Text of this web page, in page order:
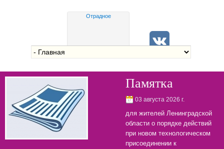
Отрадное
Памятка
03 августа 2026 г.
для жителей Ленинградской
области о порядке действий
при новом технологическом
присоединении к